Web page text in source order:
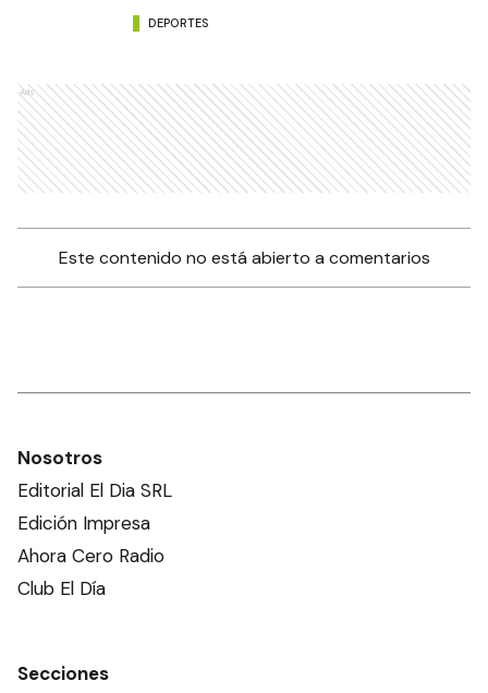
DEPORTES
Ads
Este contenido no está abierto a comentarios
Nosotros
Editorial El Dia SRL
Edición Impresa
Ahora Cero Radio
Club El Día
Secciones